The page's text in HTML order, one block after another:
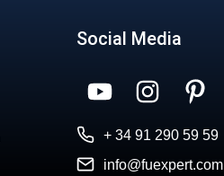
Social Media
+ 34 91 290 59 59
info@fuexpert.com